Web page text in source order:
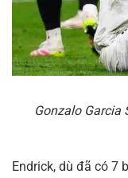
Gonzalo Garcia
Endrick, dù đã có 7